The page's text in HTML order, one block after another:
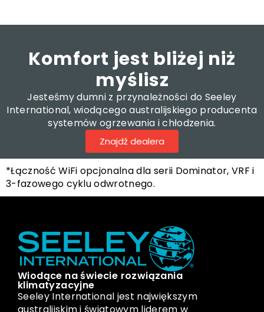
Komfort jest bliżej niż
myślisz
Jesteśmy dumni z przynależności do Seeley
International, wiodącego australijskiego producenta
systemów ogrzewania i chłodzenia.
Znajdź dealera
*Łączność WiFi opcjonalna dla serii Dominator, VRF i
3-fazowego cyklu odwrotnego.
Wiodące na świecie rozwiązania
klimatyzacyjne
Seeley International jest największym